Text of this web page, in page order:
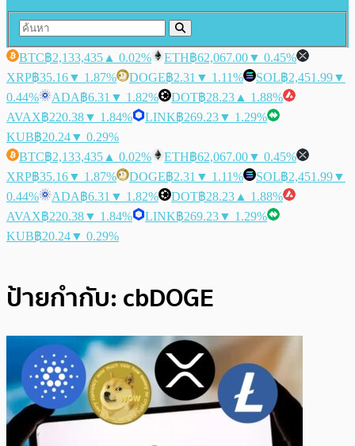
BTC฿2,133,435 ▲ 0.02% ETH฿62,067.00▼ 0.45%
XRP฿35.16▼ 1.87% DOGE฿2.31 ▼ 1.11% SOL฿2,451.99▼
0.44%
ADA฿6.31 ▼ 1.82% DOT฿28.23 ▲ 1.88%
AVAX฿220.38▼ 1.84% LINK฿269.23▼ 1.29%
KUB฿20.24▼ 0.29%
BTC฿2,133,435 ▲ 0.02% ETH฿62,067.00▼ 0.45%
XRP฿35.16▼ 1.87% DOGE฿2.31 ▼ 1.11% SOL฿2,451.99▼
0.44%
ADA฿6.31 ▼ 1.82% DOT฿28.23 ▲ 1.88%
AVAX฿220.38▼ 1.84% LINK฿269.23▼ 1.29%
KUB฿20.24▼ 0.29%
ป้ายกำกับ: cbDOGE